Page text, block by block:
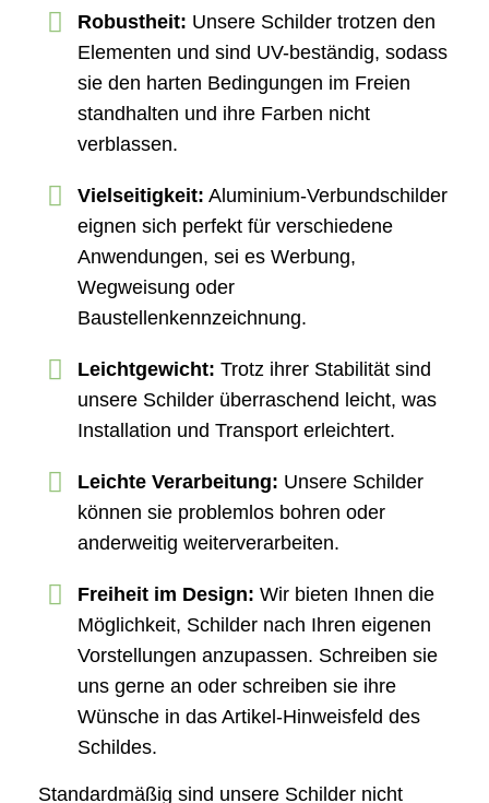
Robustheit: Unsere Schilder trotzen den
Elementen und sind UV-beständig, sodass
sie den harten Bedingungen im Freien
standhalten und ihre Farben nicht
verblassen.
Vielseitigkeit: Aluminium-Verbundschilder
eignen sich perfekt für verschiedene
Anwendungen, sei es Werbung,
Wegweisung oder
Baustellenkennzeichnung.
Leichtgewicht:Trotz ihrer Stabilität sind
unsere Schilder überraschend leicht, was
Installation und Transport erleichtert.
Leichte Verarbeitung: Unsere Schilder
können sie problemlos bohren oder
anderweitig weiterverarbeiten.
Freiheit im Design:Wir bieten Ihnen die
Möglichkeit, Schilder nach Ihren eigenen
Vorstellungen anzupassen. Schreiben sie
uns gerne an oder schreiben sie ihre
Wünsche in das Artikel-Hinweisfeld des
Schildes.
Standardmäßig sind unsere Schilder nicht